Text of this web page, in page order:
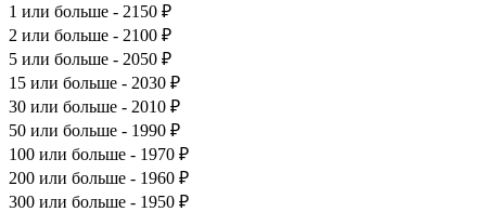
1 или больше - 2150 ₽
2 или больше - 2100 ₽
5 или больше - 2050 ₽
15 или больше - 2030 ₽
30 или больше - 2010 ₽
50 или больше - 1990 ₽
100 или больше - 1970 ₽
200 или больше - 1960 ₽
300 или больше - 1950 ₽